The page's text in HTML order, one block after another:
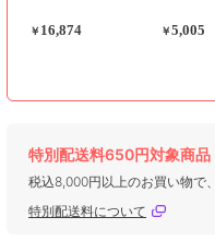
￥ 16,874 ￥5,005
特別配送料650円対象商品
税込8,000円以上のお買い物で
特別配送料について